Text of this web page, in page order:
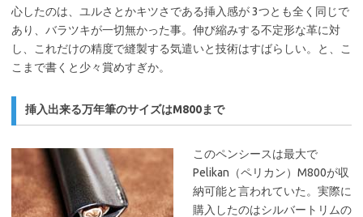
心したのは、ユルさとかキツさである挿入感が 3つとも全く同じで
あり、バラツキが一切無かった事。伸び縮みする不定形な革に対
し、これだけの精度で縫製する気遣いと技術はすばらしい。と、こ
こまで書くと少々賞めすぎか。
挿入出来る万年筆のサイズはM800まで
このペンシースは最大で
Pelikan（ペリカン）M800が収
納可能と言われていた。実際に
購入したのはシルバートリムの